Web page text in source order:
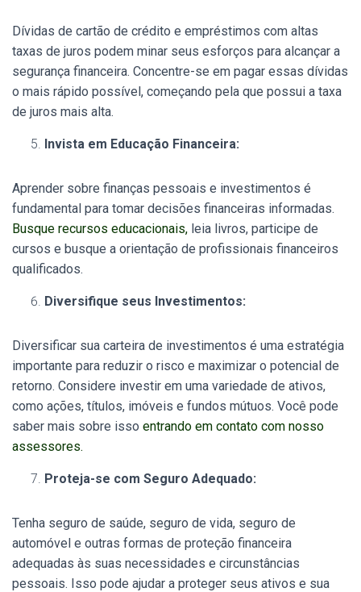
Dívidas de cartão de crédito e empréstimos com altas
taxas de juros podem minar seus esforços para alcançar a
segurança financeira. Concentre-se em pagar essas dívidas
o mais rápido possível, começando pela que possui a taxa
de juros mais alta.
Invista em Educação Financeira:
Aprender sobre finanças pessoais e investimentos é
fundamental para tomar decisões financeiras informadas.
Busque recursos educacionais, leia livros, participe de
cursos e busque a orientação de profissionais financeiros
qualificados.
Diversifique seus Investimentos:
Diversificar sua carteira de investimentos é uma estratégia
importante para reduzir o risco e maximizar o potencial de
retorno. Considere investir em uma variedade de ativos,
como ações, títulos, imóveis e fundos mútuos. Você pode
saber mais sobre isso entrando em contato com nosso
assessores.
Proteja-se com Seguro Adequado:
Tenha seguro de saúde, seguro de vida, seguro de
automóvel e outras formas de proteção financeira
adequadas às suas necessidades e circunstâncias
pessoais. Isso pode ajudar a proteger seus ativos e sua